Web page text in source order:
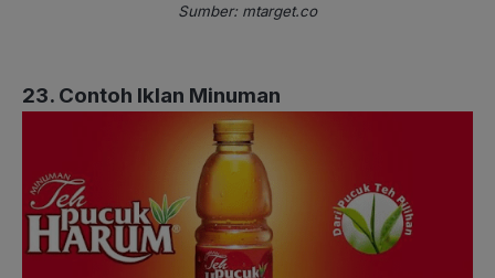
Sumber: mtarget.co
23. Contoh Iklan Minuman